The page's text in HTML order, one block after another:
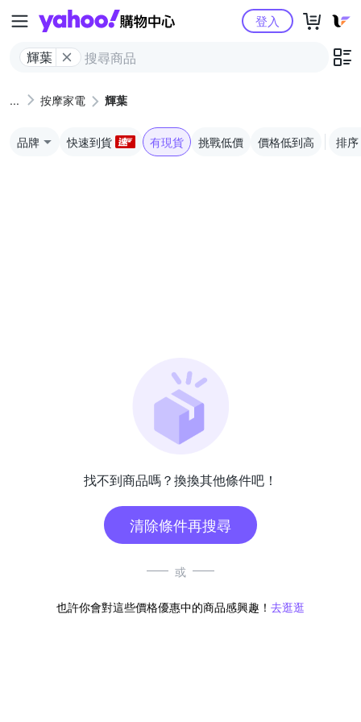
Yahoo購物中心
輝葉
登入
按摩家電 輝葉
品牌 快速到貨 有現貨 挑戰低價 價格低到高 排序
找不到商品嗎？換換其他條件吧！
清除條件再搜尋
或
也許你會對這些價格優惠中的商品感興趣！ 去逛逛